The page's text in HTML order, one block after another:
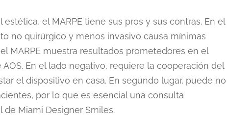
el MARPE tiene sus pros y sus contras. En el
no quirúrgico y menos invasivo causa mínimas
MARPE muestra resultados prometedores en el
En el lado negativo, requiere la cooperación del
el dispositivo en casa. En segundo lugar, puede no
por lo que es esencial una consulta
Miami Designer Smiles.